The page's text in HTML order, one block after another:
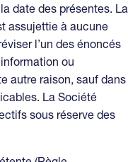
date des présentes. La
assujettie à aucune
l’un des énoncés
ou
autre raison, sauf dans
La Société
sous réserve des